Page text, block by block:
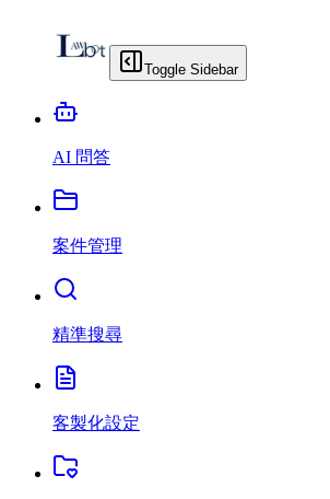
Toggle Sidebar
AI 問答
案件管理
精準搜尋
客製化設定